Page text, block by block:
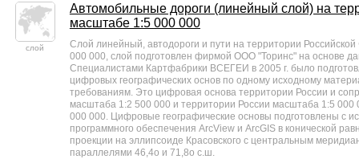
слой
Автомобильные дороги (линейный слой) на
масштабе 1:5 000 000
Слой линейный, автодороги и пути на территории
000 000, слой подготовлен фирмой ООО "Торинс" на основе
Специалистами Картфабрики ВСЕГЕИ в 2005 г. было
цифровых географических основ по одному исходному
требованиям. Это цифровая основа территории России и
масштаба 1:2 500 000 и территории России масштаба 1:5 000
000 000. Цифровые географические основы подготовлены с
программного обеспечения ArcView и ArcGIS в конической
проекции на эллипсоиде Красовского с центральным
параллелями 46,4o и 71,8o с.ш.